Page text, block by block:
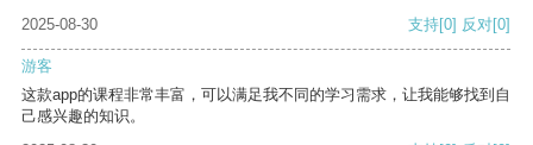
2025-08-30
支持[0] 反对[0]
游客
这款app的课程非常丰富，可以满足我不同的学习需求，让我能够找到自
己感兴趣的知识。